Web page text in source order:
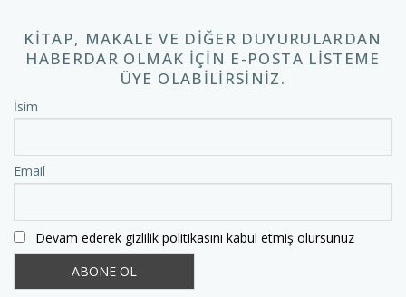
KITAP, MAKALE VE DIĞER DUYURULARDAN
HABERDAR OLMAK IÇIN E-POSTA LISTEME
ÜYE OLABILIRSINIZ.
İsim
Email
Devam ederek gizlilik politikasını kabul etmiş olursunuz